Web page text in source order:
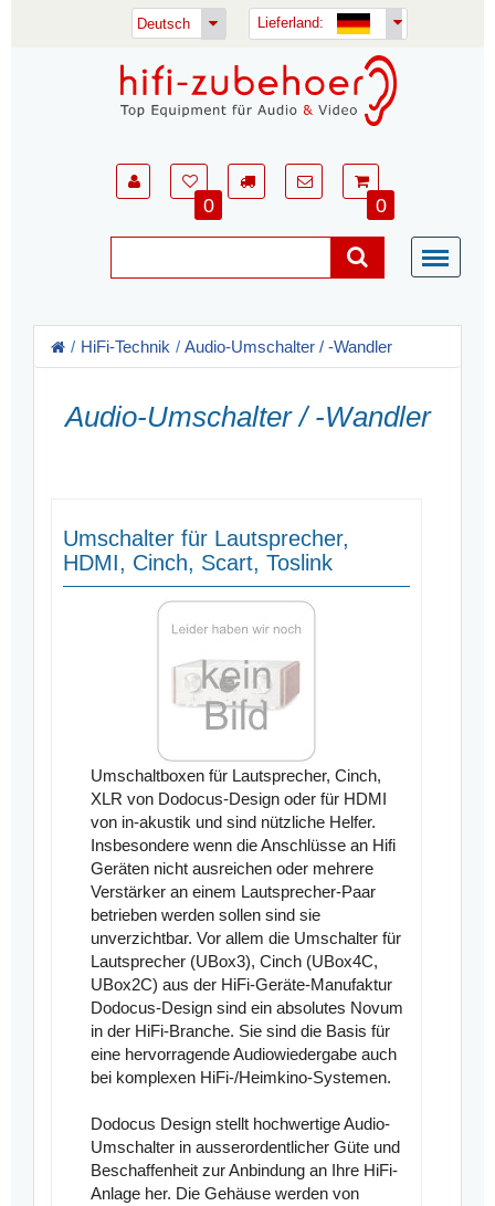
Deutsch Lieferland:
0 0
HiFi-Technik Audio-Umschalter / -Wandler
Audio-Umschalter / -Wandler
Umschalter für Lautsprecher,
HDMI, Cinch, Scart, Toslink
Umschaltboxen für Lautsprecher, Cinch,
XLR von Dodocus-Design oder für HDMI
von in-akustik und sind nützliche Helfer.
Insbesondere wenn die Anschlüsse an Hifi
Geräten nicht ausreichen oder mehrere
Verstärker an einem Lautsprecher-Paar
betrieben werden sollen sind sie
unverzichtbar. Vor allem die Umschalter für
Lautsprecher (UBox3), Cinch (UBox4C,
UBox2C) aus der HiFi-Geräte-Manufaktur
Dodocus-Design sind ein absolutes Novum
in der HiFi-Branche. Sie sind die Basis für
eine hervorragende Audiowiedergabe auch
bei komplexen HiFi-/Heimkino-Systemen.
Dodocus Design stellt hochwertige Audio-
Umschalter in ausserordentlicher Güte und
Beschaffenheit zur Anbindung an Ihre HiFi-
Anlage her. Die Gehäuse werden von